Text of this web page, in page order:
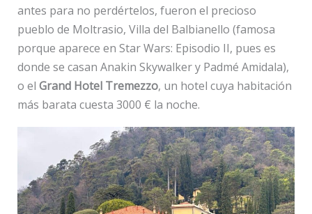
antes para no perdértelos, fueron el precioso
pueblo de Moltrasio, Villa del Balbianello (famosa
porque aparece en Star Wars: Episodio II, pues es
donde se casan Anakin Skywalker y Padmé Amidala),
o el Grand Hotel Tremezzo, un hotel cuya habitación
más barata cuesta 3000 € la noche.